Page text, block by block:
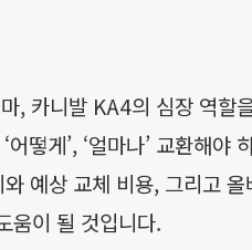
, 카니발 KA4의 심장 역할
떻게’, ‘얼마나’ 교환해야
예상 교체 비용, 그리고
움이 될 것입니다.